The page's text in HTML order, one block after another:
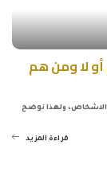
أو لا ومن هم
الاشخاص، ولهذا نوضح
قراءة المزيد